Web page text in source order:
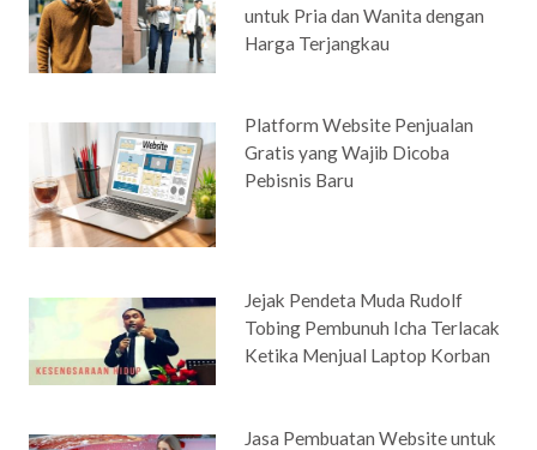
untuk Pria dan Wanita dengan
Harga Terjangkau
Platform Website Penjualan
Gratis yang Wajib Dicoba
Pebisnis Baru
Jejak Pendeta Muda Rudolf
Tobing Pembunuh Icha Terlacak
Ketika Menjual Laptop Korban
Jasa Pembuatan Website untuk